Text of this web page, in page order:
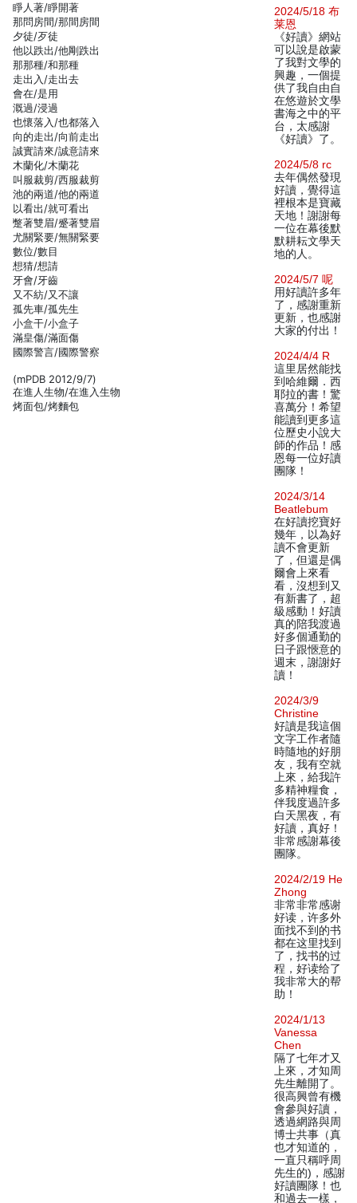
睜人著/睜開著
那問房間/那間房間
夕徒/歹徒
他以跌出/他剛跌出
那那種/和那種
走出入/走出去
會在/是用
溉過/浸過
也懷落入/也都落入
向的走出/向前走出
誠實請來/誠意請來
木蘭化/木蘭花
叫服裁剪/西服裁剪
池的兩道/他的兩道
以看出/就可看出
蹩著雙眉/蹙著雙眉
尤關緊要/無關緊要
數位/數目
想猜/想請
牙會/牙齒
又不紡/又不讓
孤先車/孤先生
小盒干/小盒子
滿皇傷/滿面傷
國際警言/國際警察
(mPDB 2012/9/7)
在進人生物/在進入生物
烤面包/烤麵包
2024/5/18 布
莱恩
《好讀》網站
可以說是啟蒙
了我對文學的
興趣，一個提
供了我自由自
在悠遊於文學
書海之中的平
台，太感謝
《好讀》了。
2024/5/8 rc
去年偶然發現
好讀，覺得這
裡根本是寶藏
天地！謝謝每
一位在幕後默
默耕耘文學天
地的人。
2024/5/7 呢
用好讀許多年
了，感謝重新
更新，也感謝
大家的付出！
2024/4/4 R
這里居然能找
到哈維爾．西
耶拉的書！驚
喜萬分！希望
能讀到更多這
位歷史小說大
師的作品！感
恩每一位好讀
團隊！
2024/3/14
Beatlebum
在好讀挖寶好
幾年，以為好
讀不會更新
了，但還是偶
爾會上來看
看，沒想到又
有新書了，超
級感動！好讀
真的陪我渡過
好多個通勤的
日子跟愜意的
週末，謝謝好
讀！
2024/3/9
Christine
好讀是我這個
文字工作者隨
時隨地的好朋
友，我有空就
上來，給我許
多精神糧食，
伴我度過許多
白天黑夜，有
好讀，真好！
非常感謝幕後
團隊。
2024/2/19 He
Zhong
非常非常感谢
好读，许多外
面找不到的书
都在这里找到
了，找书的过
程，好读给了
我非常大的帮
助！
2024/1/13
Vanessa
Chen
隔了七年才又
上來，才知周
先生離開了。
很高興曾有機
會參與好讀，
透過網路與周
博士共事（真
也才知道的，
一直只稱呼周
先生的)，感謝
好讀團隊！也
和過去一樣，